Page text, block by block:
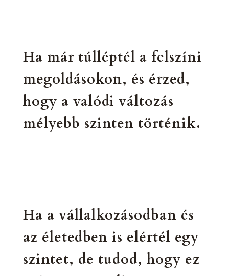
Ha már túlléptél a felszíni
megoldásokon, és érzed,
hogy a valódi változás
mélyebb szinten történik.
Ha a vállalkozásodban és
az életedben is elértél egy
szintet, de tudod, hogy ez